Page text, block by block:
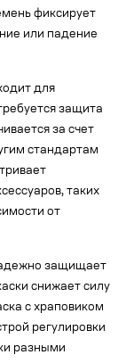
фиксирует
или падение
для
защита
за счет
стандартам
таких
от
защищает
снижает силу
с храповиком
регулировки
разными